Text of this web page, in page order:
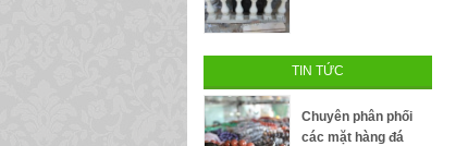
TIN TỨC
Chuyên phân phối
các mặt hàng đá